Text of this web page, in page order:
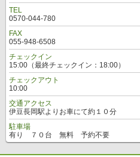
TEL
0570-044-780
FAX
055-948-6508
チェックイン
15:00（最終チェックイン：18:00）
チェックアウト
10:00
交通アクセス
伊豆長岡駅よりお車にて約１０分
駐車場
有り ７０台 無料 予約不要